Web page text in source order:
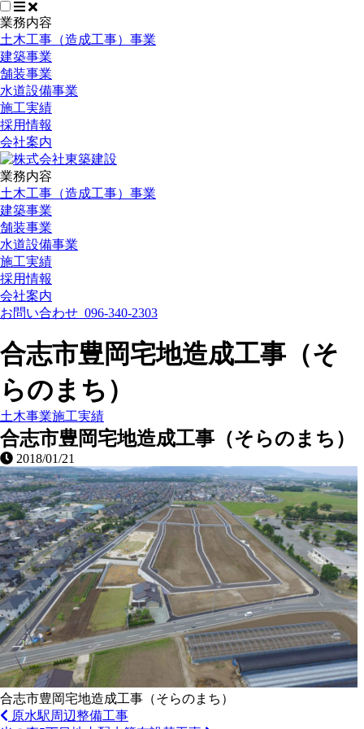
業務内容
土木工事（造成工事）事業
建築事業
舗装事業
水道設備事業
施工実績
採用情報
会社案内
業務内容
土木工事（造成工事）事業
建築事業
舗装事業
水道設備事業
施工実績
採用情報
会社案内
お問い合わせ 096-340-2303
合志市豊岡宅地造成工事（そ
らのまち）
土木事業施工実績
合志市豊岡宅地造成工事（そらのまち）
2018/01/21
合志市豊岡宅地造成工事（そらのまち）
原水駅周辺整備工事